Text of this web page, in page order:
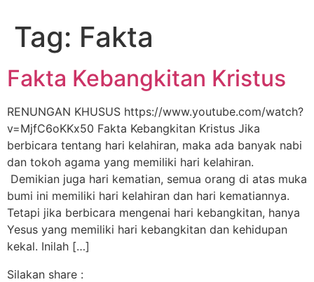
Tag: Fakta
Fakta Kebangkitan Kristus
RENUNGAN KHUSUS https://www.youtube.com/watch?
v=MjfC6oKKx50 Fakta Kebangkitan Kristus Jika
berbicara tentang hari kelahiran, maka ada banyak nabi
dan tokoh agama yang memiliki hari kelahiran.
Demikian juga hari kematian, semua orang di atas muka
bumi ini memiliki hari kelahiran dan hari kematiannya.
Tetapi jika berbicara mengenai hari kebangkitan, hanya
Yesus yang memiliki hari kebangkitan dan kehidupan
kekal. Inilah […]
Silakan share :